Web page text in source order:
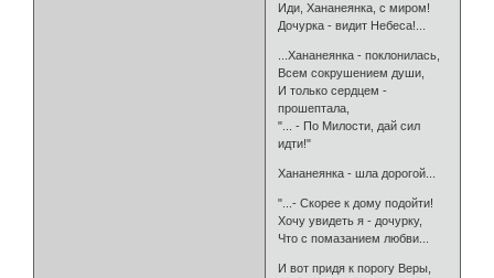
Иди, Хананеянка, с миром!
Дочурка - видит Небеса!...
...Хананеянка - поклонилась,
Всем сокрушением души,
И только сердцем -
прошептала,
"... - По Милости, дай сил
идти!"
Хананеянка - шла дорогой...
"...- Скорее к дому подойти!
Хочу увидеть я - дочурку,
Что с помазанием любви...
И вот придя к порогу Веры,